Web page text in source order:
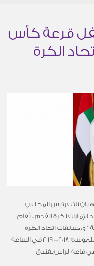
قرعة كأس
الكرة
نائب رئيس المجلس
الإمارات لكرة القدم .. يُقام
ومسابقات اتحاد الكرة
للموسم الرياضي 2019- 2020 ، وجوائز الاتحاد للموسم 2018- 2019 في الساعة
قاعة الراس بفندق